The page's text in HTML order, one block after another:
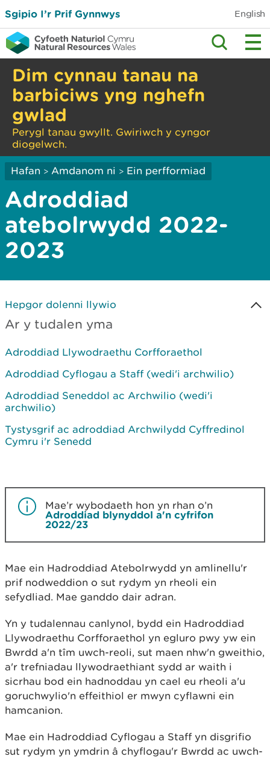
Sgipio I’r Prif Gynnwys English
Dim cynnau tanau na
barbiciws yng nghefn
gwlad
Perygl tanau gwyllt. Gwiriwch y cyngor
diogelwch.
Hafan > Amdanom ni > Ein perfformiad
Adroddiad
atebolrwydd 2022-
2023
Hepgor dolenni llywio
Ar y tudalen yma
Adroddiad Llywodraethu Corfforaethol
Adroddiad Cyflogau a Staff (wedi'i archwilio)
Adroddiad Seneddol ac Archwilio (wedi'i
archwilio)
Tystysgrif ac adroddiad Archwilydd Cyffredinol
Cymru i'r Senedd
Mae’r wybodaeth hon yn rhan o’n
Adroddiad blynyddol a'n cyfrifon
2022/23
Mae ein Hadroddiad Atebolrwydd yn amlinellu'r
prif nodweddion o sut rydym yn rheoli ein
sefydliad. Mae ganddo dair adran.
Yn y tudalennau canlynol, bydd ein Hadroddiad
Llywodraethu Corfforaethol yn egluro pwy yw ein
Bwrdd a'n tîm uwch-reoli, sut maen nhw'n gweithio,
a'r trefniadau llywodraethiant sydd ar waith i
sicrhau bod ein hadnoddau yn cael eu rheoli a'u
goruchwylio'n effeithiol er mwyn cyflawni ein
hamcanion.
Mae ein Hadroddiad Cyflogau a Staff yn disgrifio
sut rydym yn ymdrin â chyflogau'r Bwrdd ac uwch-